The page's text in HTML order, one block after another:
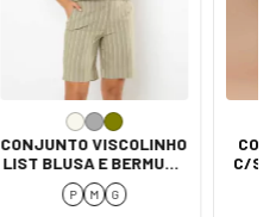
CONJUNTO VISCOLINHO
LIST BLUSA E BERMUDA
DEL AMO
P M G
C/